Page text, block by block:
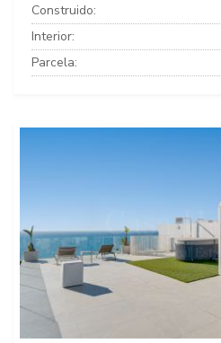
Construido:
Interior:
Parcela: